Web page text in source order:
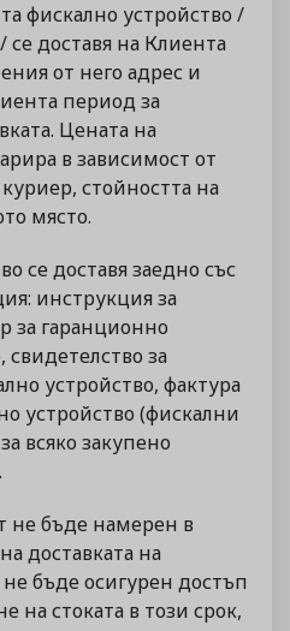
фискално устройство /
се доставя на Клиента
от него адрес и
период за
Цената на
в зависимост от
стойността на
място.
се доставя заедно със
инструкция за
за гаранционно
за
устройство, фактура
устройство (фискални
всяко закупено
не бъде намерен в
доставката на
бъде осигурен достъп
на стоката в този срок,